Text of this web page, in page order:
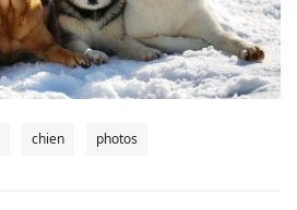
chien photos